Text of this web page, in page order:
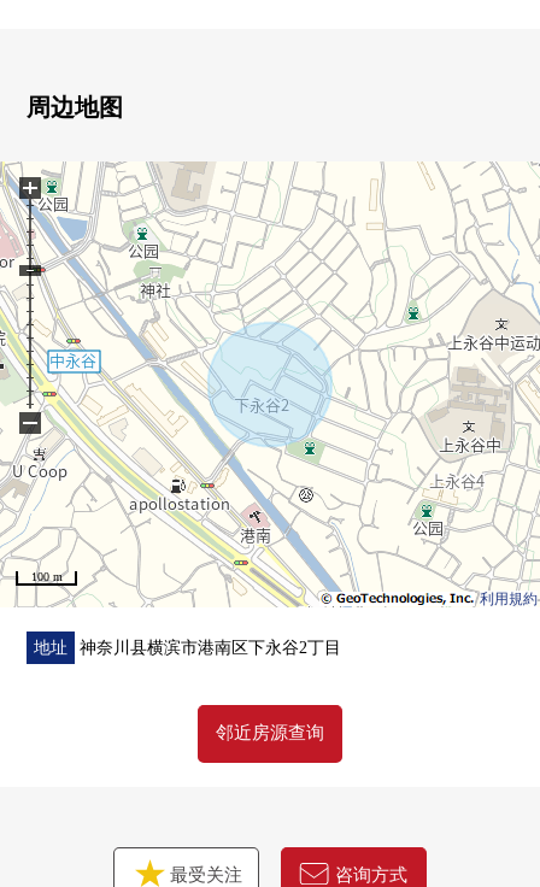
・有来客时放心的TV监视器的内部对讲机
▼翻新内容(2026年4月完毕)
・外壁涂抹
・屋顶涂抹
・Cross换新
・地板地板加铺
・热水器交换
・内部对讲机交换
・嵌顶灯交换
・所有房间干洗
■ 房源参观的要求随便是
━━━━━━━━━━━━━━━・・・・・
房源参观的要求，其他问题用免费热线或者邮件形式
请到户冢Center随便询问。
为了顾客会舒适的会议的提供考虑隐私的包房的会客空间
在驾车前来的时候，请使用totsukanamoru的停车场。 正交
发自心里等候各位的咨询方式、来店。
周边地图
利用規約
100 m
+
−
地址 神奈川县横滨市港南区下永谷2丁目
邻近房源查询
最受关注 咨询方式